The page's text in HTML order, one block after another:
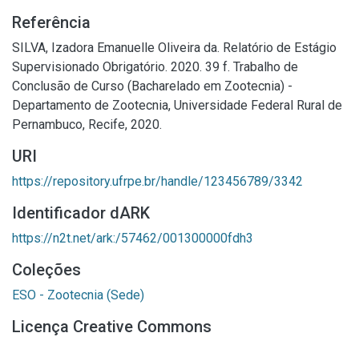
Referência
SILVA, Izadora Emanuelle Oliveira da. Relatório de Estágio
Supervisionado Obrigatório. 2020. 39 f. Trabalho de
Conclusão de Curso (Bacharelado em Zootecnia) -
Departamento de Zootecnia, Universidade Federal Rural de
Pernambuco, Recife, 2020.
URI
https://repository.ufrpe.br/handle/123456789/3342
Identificador dARK
https://n2t.net/ark:/57462/001300000fdh3
Coleções
ESO - Zootecnia (Sede)
Licença Creative Commons